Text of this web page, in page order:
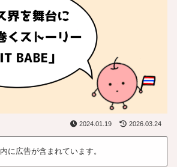
2024.01.19 2026.03.24
に広告が含まれています。